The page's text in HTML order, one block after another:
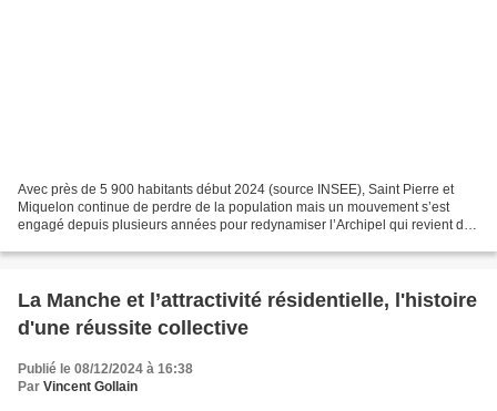
Avec près de 5 900 habitants début 2024 (source INSEE), Saint Pierre et
Miquelon continue de perdre de la population mais un mouvement s’est
engagé depuis plusieurs années pour redynamiser l’Archipel qui revient de
La Manche et l’attractivité résidentielle, l'histoire
d'une réussite collective
Publié le 08/12/2024 à 16:38
Par Vincent Gollain